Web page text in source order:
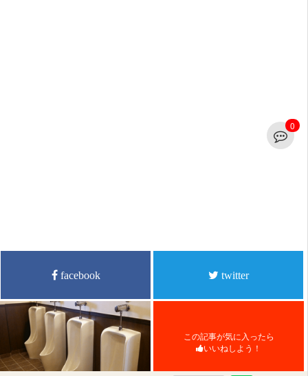
facebook twitter
この記事が気に入ったら
いいねしよう！
0